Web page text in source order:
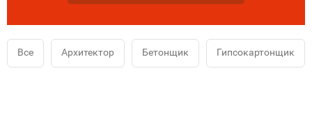
Все Архитектор Бетонщик Гипсокартонщик